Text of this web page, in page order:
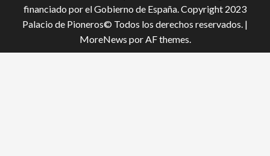
financiado por el Gobierno de España. Copyright 2023
Palacio de Pioneros© Todos los derechos reservados. |
MoreNews por AF themes.